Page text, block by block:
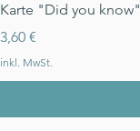
Karte "Did you
Preis
3,60 €
inkl. MwSt.